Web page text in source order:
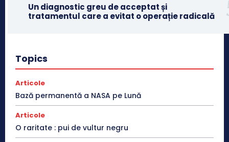
Un diagnostic greu de acceptat și
tratamentul care a evitat o operație radicală
Topics
Articole
Bază permanentă a NASA pe Lună
Articole
O raritate : pui de vultur negru